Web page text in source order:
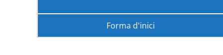
Forma d'inici